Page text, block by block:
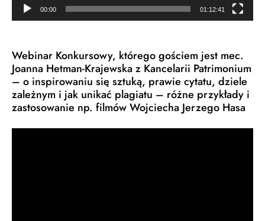
00:00 01:12:41
Webinar Konkursowy, którego gościem jest mec.
Joanna Hetman-Krajewska z Kancelarii Patrimonium
– o inspirowaniu się sztuką, prawie cytatu, dziele
zależnym i jak unikać plagiatu – różne przykłady i
zastosowanie np. filmów Wojciecha Jerzego Hasa